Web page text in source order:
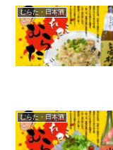
むらた・日本酒
むらた・日本酒